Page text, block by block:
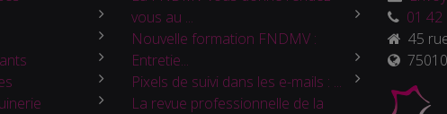
vous au ...
Nouvelle formation FNDMV :
Entretie...
Pixels de suivi dans les e-mails : ...
La revue professionnelle de la
01 42
45
75010